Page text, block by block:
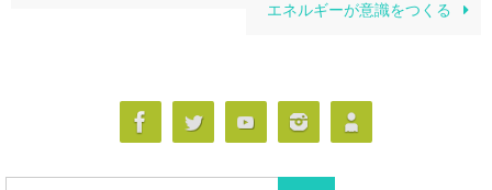
エネルギーが意識をつくる